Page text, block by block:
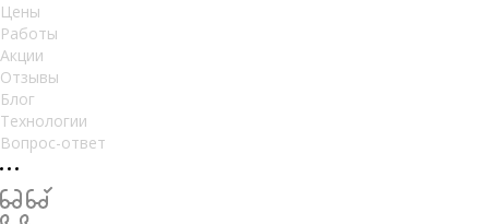
Цены
Работы
Акции
Отзывы
Блог
Технологии
Вопрос-ответ